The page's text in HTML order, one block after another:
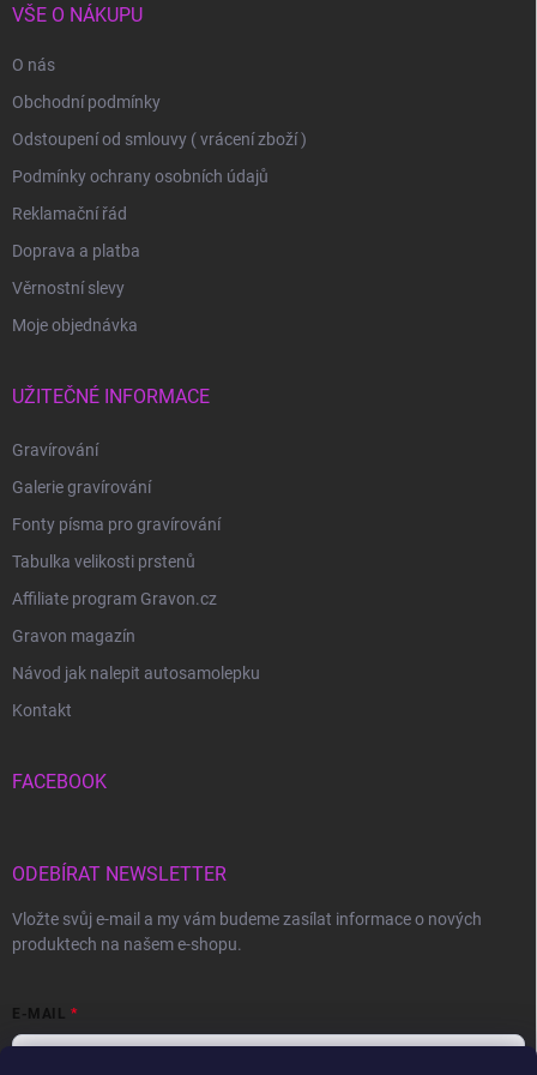
VŠE O NÁKUPU
O nás
Obchodní podmínky
Odstoupení od smlouvy ( vrácení zboží )
Podmínky ochrany osobních údajů
Reklamační řád
Doprava a platba
Věrnostní slevy
Moje objednávka
UŽITEČNÉ INFORMACE
Gravírování
Galerie gravírování
Fonty písma pro gravírování
Tabulka velikosti prstenů
Affiliate program Gravon.cz
Gravon magazín
Návod jak nalepit autosamolepku
Kontakt
FACEBOOK
ODEBÍRAT NEWSLETTER
Vložte svůj e-mail a my vám budeme zasílat informace o nových
produktech na našem e-shopu.
E-MAIL